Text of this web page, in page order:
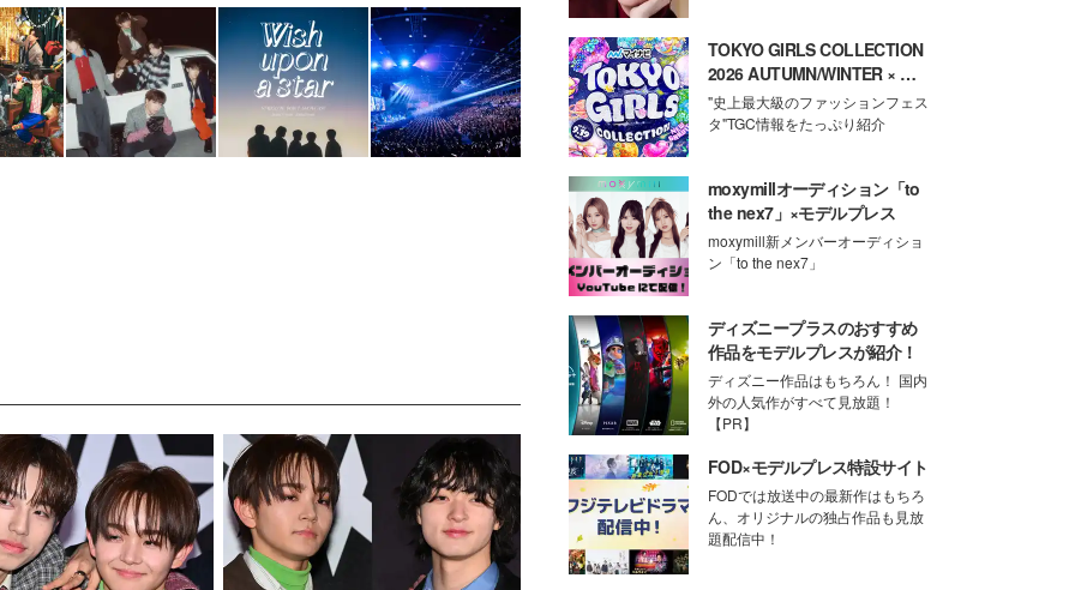
TOKYO GIRLS COLLECTION
2026 AUTUMN/WINTER × モ
デルプレス
"史上最大級のファッションフェス
タ"TGC情報をたっぷり紹介
moxymillオーディション「to
the nex7」×モデルプレス
moxymill新メンバーオーディショ
ン「to the nex7」
ディズニープラスのおすすめ
作品をモデルプレスが紹介！
ディズニー作品はもちろん！ 国内
外の人気作がすべて見放題！
【PR】
FOD×モデルプレス特設サイト
FODでは放送中の最新作はもちろ
ん、オリジナルの独占作品も見放
題配信中！